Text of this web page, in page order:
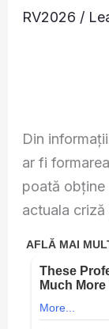
RV2026 /
Din
ar fi
poată obține
actuala criză